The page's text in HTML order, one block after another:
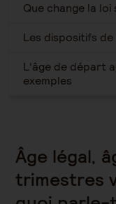
Que change la
Les dispositifs
L'âge de départ
exemples
Âge légal,
trimestres